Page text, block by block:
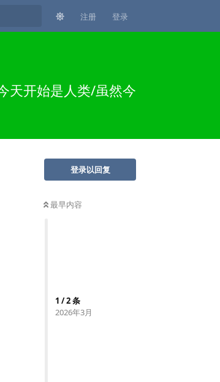
注册 登录
天开始是人类/虽然今
登录以回复
最早内容
1 /2条
2026年3月